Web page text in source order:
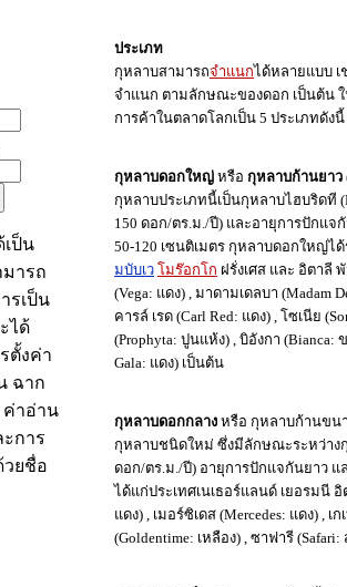
เป็น
ารถ
รเป็น
ได้
ตั้งค่า
ฉาก
าอ่าน
การ
วยชื่อ
ประเภท
กุหลาบสามารถจำแนกได้หลายแบบ
จำแนก ตามลักษณะของดอก เป็นต้น
การค้าในตลาดโลกเป็น 5 ประเภทดังนี้
กุหลาบดอกใหญ่ หรือ กุหลาบก้านยาว
กุหลาบประเภทนี้เป็นกุหลาบไฮบริดที
150 ดอก/ตร.ม./ปี) และอายุการปักแจ
50-120 เซนติเมตร กุหลาบดอกใหญ่
มบับเว โมร๊อกโก ฝรั่งเศส และ อิตาลี
(Vega: แดง) , มาดามเดลบา (Madam
คารล์ เรด (Carl Red: แดง) , โซเนีย
(Prophyta: ปูนแห้ง) , บิอังกา (Bianca:
Gala: แดง) เป็นต้น
กุหลาบดอกกลาง หรือ กุหลาบก้านขนาด
กุหลาบชนิดใหม่ ซึ่งมีลักษณะระหว่างกุ
ดอก/ตร.ม./ปี) อายุการปักแจกันยาว
ได้แก่ประเทศเนเธอร์แลนด์ เยอรมนี
แดง) , เมอร์ซิเดส (Mercedes: แดง) ,
(Goldentime: เหลือง) , ซาฟารี